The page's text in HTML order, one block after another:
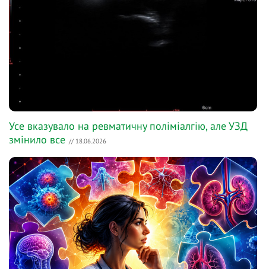
Усе вказувало на ревматичну поліміалгію, але УЗД
змінило все // 18.06.2026